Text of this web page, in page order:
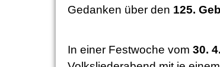
Gedanken über den 125.
In einer Festwoche vom 30.